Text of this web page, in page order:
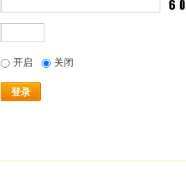
开启 关闭
登录